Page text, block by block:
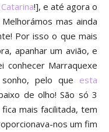
Catarina!], e até agora o
mas ainda
Por isso o que mais
apanhar um avião, e
conhecer Marraquexe
sonho, pelo que esta
de olho! São só 3
mais facilitada, tem
nos um fim